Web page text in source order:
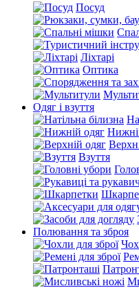
Посуд
Ліхтарі
Оптика
Одяг і взуття
Взуття
Полювання та зброя